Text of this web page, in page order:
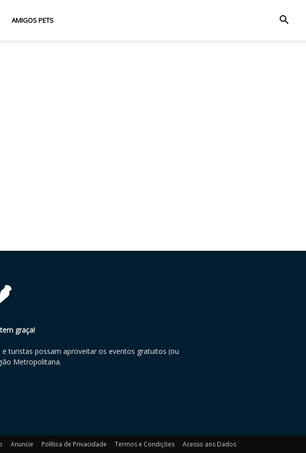
AMIGOS PETS
graça!
turistas possam aproveitar os eventos gratuitos (ou
Metropolitana.
Anuncie Política de Privacidade Termos e Condições Acesso aos Dados